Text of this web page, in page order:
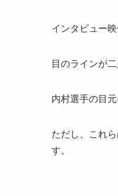
インタビュー
目のラインが
内村選手の目
ただし、これ
す。